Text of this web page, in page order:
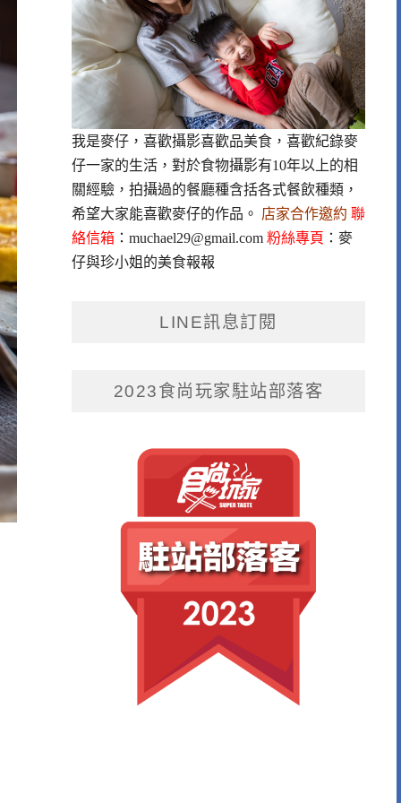
我是麥仔，喜歡攝影喜歡品美食，喜歡紀錄麥
仔一家的生活，對於食物攝影有10年以上的相
關經驗，拍攝過的餐廳種含括各式餐飲種類，
希望大家能喜歡麥仔的作品。 店家合作邀約 聯
絡信箱： muchael29@gmail.com 粉絲專頁 ： 麥
仔與珍小姐的美食報報
LINE訊息訂閱
2023食尚玩家駐站部落客